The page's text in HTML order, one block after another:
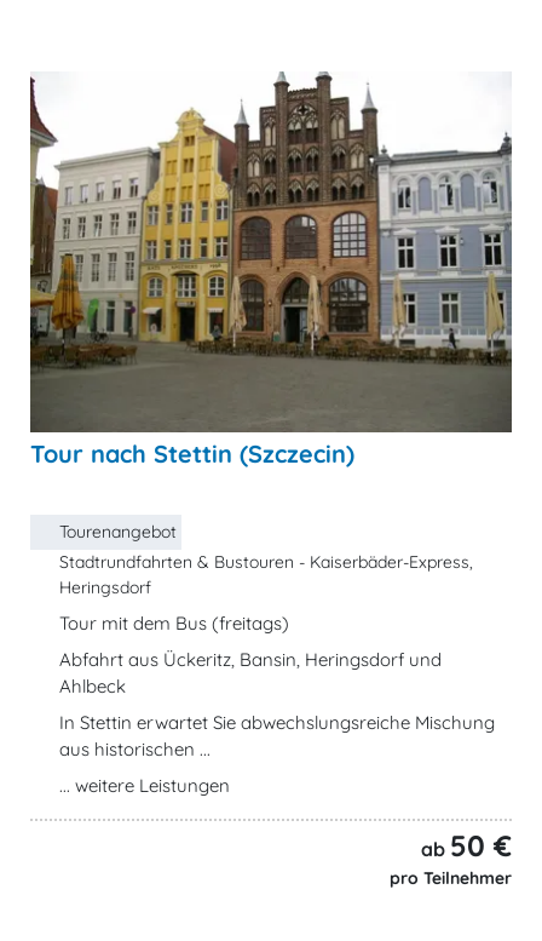
Tour nach Stettin (Szczecin)
Tourenangebot
Stadtrundfahrten & Bustouren - Kaiserbäder-Express,
Heringsdorf
Tour mit dem Bus (freitags)
Abfahrt aus Ückeritz, Bansin, Heringsdorf und
Ahlbeck
In Stettin erwartet Sie abwechslungsreiche Mischung
aus historischen ...
... weitere Leistungen
ab 50 €
pro Teilnehmer